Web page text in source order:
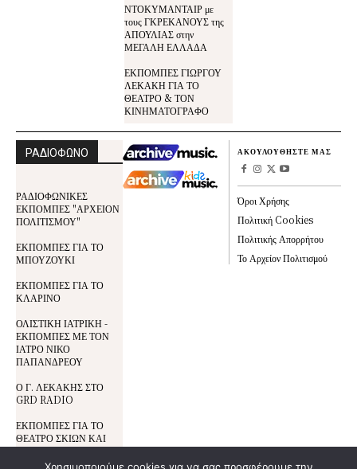
ΝΤΟΚΥΜΑΝΤΑΙΡ με
τους ΓΚΡΕΚΑΝΟΥΣ της
ΑΠΟΥΛΙΑΣ στην
ΜΕΓΑΛΗ ΕΛΛΑΔΑ
ΕΚΠΟΜΠΕΣ ΓΙΩΡΓΟΥ
ΛΕΚΑΚΗ ΓΙΑ ΤΟ
ΘΕΑΤΡΟ & ΤΟΝ
ΚΙΝΗΜΑΤΟΓΡΑΦΟ
ΡΑΔΙΟΦΩΝΟ
ΡΑΔΙΟΦΩΝΙΚΕΣ
ΕΚΠΟΜΠΕΣ "ΑΡΧΕΙΟΝ
ΠΟΛΙΤΙΣΜΟΥ"
ΕΚΠΟΜΠΕΣ ΓΙΑ ΤΟ
ΜΠΟΥΖΟΥΚΙ
ΕΚΠΟΜΠΕΣ ΓΙΑ ΤΟ
ΚΛΑΡΙΝΟ
ΟΛΙΣΤΙΚΗ ΙΑΤΡΙΚΗ -
ΕΚΠΟΜΠΕΣ ΜΕ ΤΟΝ
ΙΑΤΡΟ ΝΙΚΟ
ΠΑΠΑΝΔΡΕΟΥ
Ο Γ. ΛΕΚΑΚΗΣ ΣΤΟ
GRD RADIO
ΕΚΠΟΜΠΕΣ ΓΙΑ ΤΟ
ΘΕΑΤΡΟ ΣΚΙΩΝ ΚΑΙ
ΤΟΝ ΚΑΡΑΓΚΙΟΖΗ
ΑΚΟΥΛΟΥΘΗΣΤΕ ΜΑΣ
Όροι Χρήσης
Πολιτική Cookies
Πολιτικής Απορρήτου
Το Αρχείον Πολιτισμού